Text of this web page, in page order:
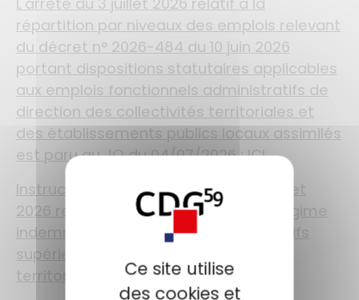
répartition par niveaux des emplois relevant
du décret n° 2026-484 du 10 juin 2026
portant dispositions statutaires applicables
aux emplois fonctionnels administratifs de
direction des collectivités territoriales et
des établissements publics locaux assimilés
est paru au JO du 04/07/2026 : ICI
Instruction de la DGCL-DGFiP du 31 juillet
2026 relative à la mise en place du régime
indemnitaire des emplois administratifs
supérieurs de la fonction publique
territoriale : ICI
Ce site utilise
des cookies et